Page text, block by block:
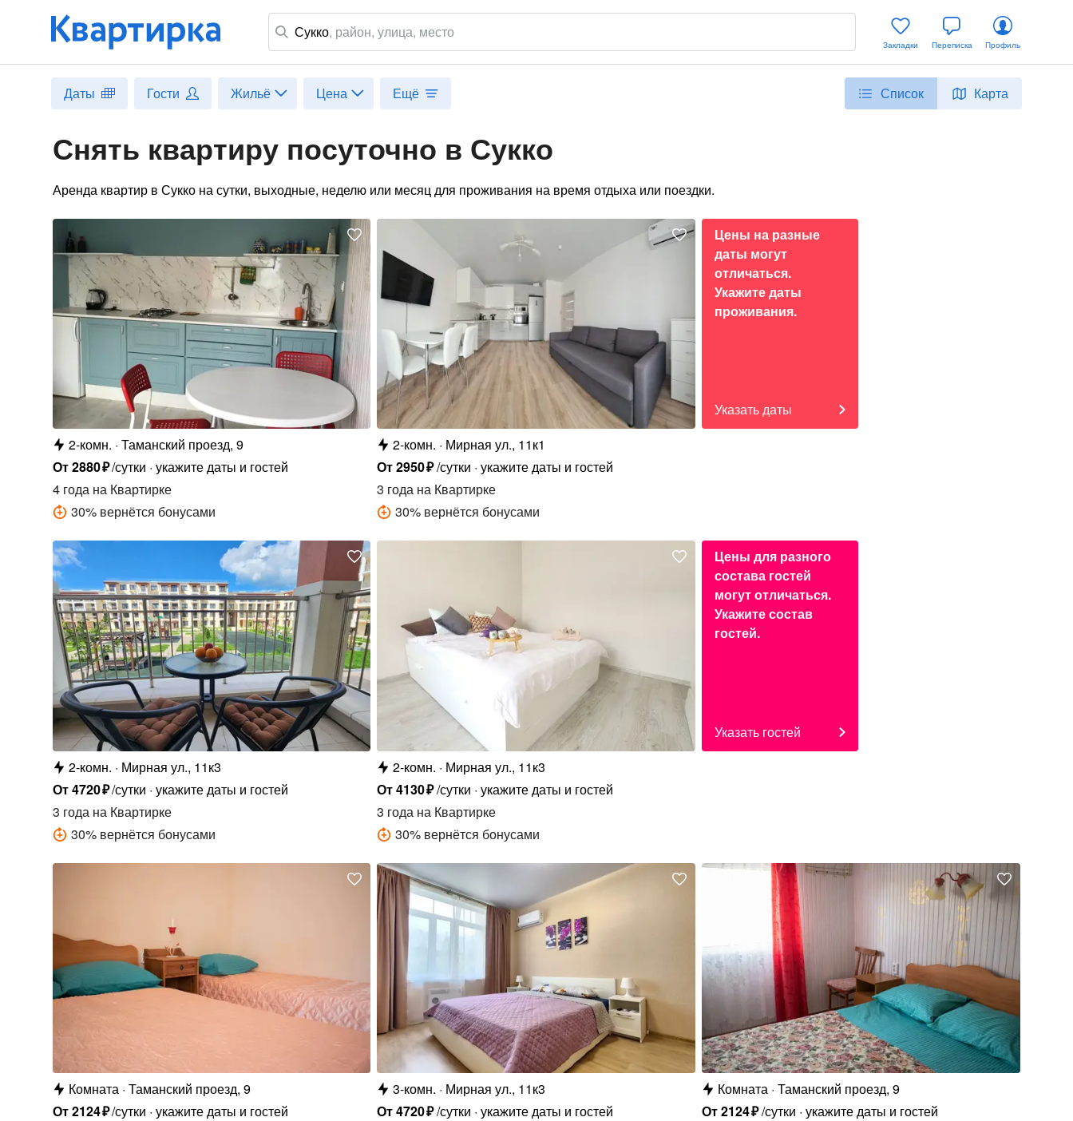
Сукко, район, улица, место
Закладки Переписка Профиль
Даты Гости Жильё Цена Ещё Список Карта
Снять квартиру посуточно в Сукко
Аренда квартир в Сукко на сутки, выходные, неделю или месяц для проживания на время отдыха или поездки.
2-комн. Таманский проезд, 9
От2880₽/сутки укажите даты и гостей
4 годана Квартирке
30% вернётся бонусами
2-комн.
Мирная ул., 11к1
От2950₽/сутки укажите даты и гостей
3 года на Квартирке
30% вернётся бонусами
Цены на разные
даты могут
отличаться.
Укажите даты
проживания.
Указать даты
2-комн.
Мирная ул., 11к3
От4720₽/сутки укажите даты и гостей
3 годана Квартирке
30% вернётся бонусами
2-комн.
Мирная ул., 11к3
От4130₽/сутки укажите даты и гостей
3 года на Квартирке
30% вернётся бонусами
Цены для разного
состава гостей
могут отличаться.
Укажите состав
гостей.
Указать гостей
Комната Таманский проезд, 9
От2124₽/сутки укажите даты и гостей
3-комн.
Мирная ул., 11к3
От4720₽/сутки укажите даты и гостей
Комната Таманский проезд, 9
От2124₽/сутки укажите даты и гостей